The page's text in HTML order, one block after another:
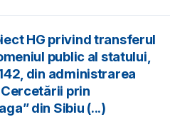
HG privind transferul
public al statului,
din administrarea
prin
din Sibiu (...)